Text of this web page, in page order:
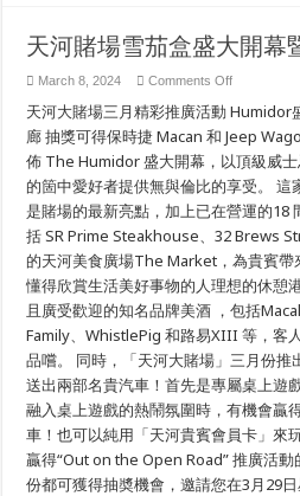
달
러
기
했
습
니
다.
피
해
가
되
지
않
는
방
은
다
음
과
같
습
天河賭場雪茄盒盛大開幕
March 8, 2024 Comments Offon
河
雪
茄
盒
盛
大
開
幕
暨
三
月
促
銷
新
聞
稿
天河大賭場三月精彩推廣活動 Humidor
廊 抽獎可得保時捷 Macan 和 Jeep
佈 The Humidor 盛大開幕，以頂級威
的箇中愛好者提供無與倫比的享受。
是賭場的最新亮點，加上已在營運的18
括 SR Prime Steakhouse、32 Brews
的天河美食廣場The Market，為貴賓
懂得欣賞生活美好事物的人理想的休憩
且廣受歡迎的知名品牌美酒 ，包括
Family、WhistlePig 和路易XIII 等，客
品嚐。 同時，「天河大賭場」三月份
送出兩部名貴汽車！首先是專屬桌上遊
融入桌上遊戲的熱鬧氛圍時，有機會贏
車！也可以純用「天河貴賓會員卡」來
贏得“Out on the Open Road” 推廣活
份都可獲得抽奬機會，邀請您在3月29